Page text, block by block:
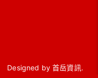
Designed by首岳資訊.